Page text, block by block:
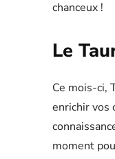
chanceux !
Le
Ce mois-ci,
enrichir vos
moment